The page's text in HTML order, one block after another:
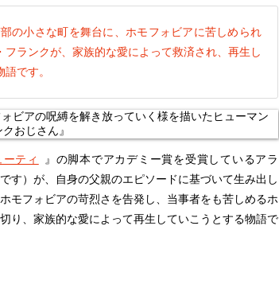
の小さな町を舞台に、ホモフォビアに苦しめられ
フランクが、家族的な愛によって救済され、再生し
です。
ティ
』の脚本でアカデミー賞を受賞しているアラ
す）が、自身の父親のエピソードに基づいて生み出し
モフォビアの苛烈さを告発し、当事者をも苦しめるホ
り、家族的な愛によって再生していこうとする物語で